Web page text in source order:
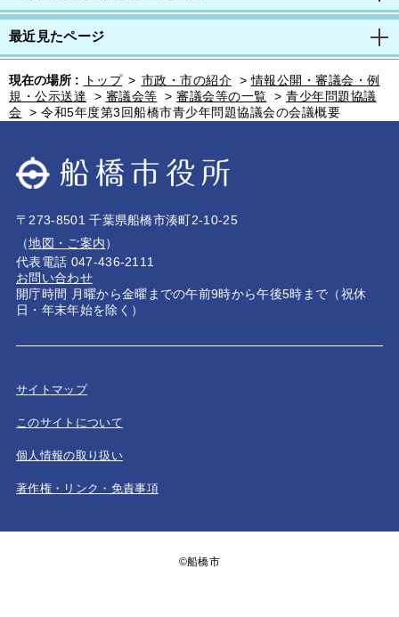
最近見たページ
現在の場所 : トップ > 市政・市の紹介 >情報公開・審議会・例
規・公示送達
> 審議会等 > 審議会等の一覧 > 青少年問題協議
会 > 令和5年度第3回船橋市青少年問題協議会の会議概要
〒273-8501 千葉県船橋市湊町2-10-25
（地図・ご案内）
代表電話 047-436-2111
お問い合わせ
開庁時間 月曜から金曜までの午前9時から午後5時まで（祝休
日・年末年始を除く）
サイトマップ
このサイトについて
個人情報の取り扱い
著作権・リンク・免責事項
©船橋市